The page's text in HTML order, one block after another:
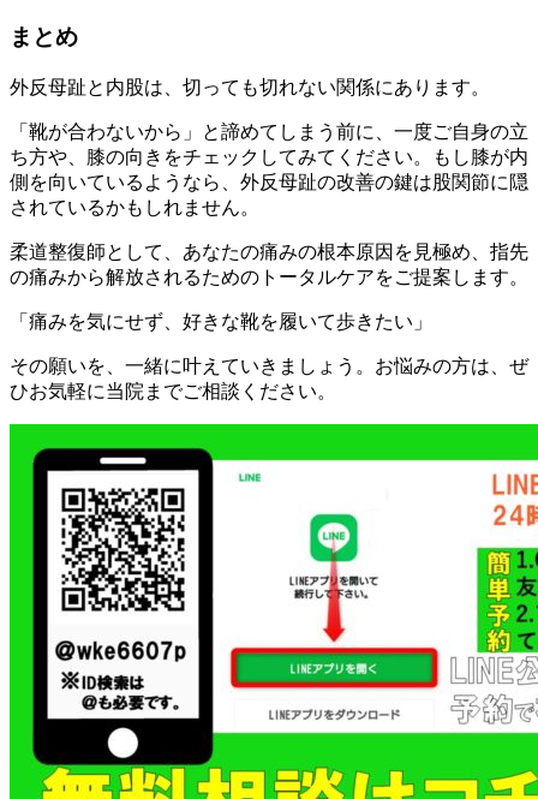
まとめ
外反母趾と内股は、切っても切れない関係にあります。
「靴が合わないから」と諦めてしまう前に、一度ご自身の立
ち方や、膝の向きをチェックしてみてください。
もし膝が内
側を向いているようなら、 外反母趾の改善の鍵は股関節に隠
されているかもしれません。
柔道整復師として、あなたの痛みの根本原因を見極め、 指先
の痛みから解放されるためのトータルケアをご提案します。
「痛みを気にせず、好きな靴を履いて歩きたい」
その願いを、一緒に叶えていきましょう。お悩みの方は、 ぜ
ひお気軽に当院までご相談ください。